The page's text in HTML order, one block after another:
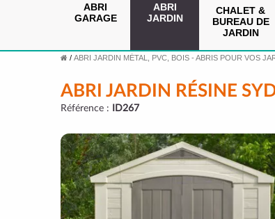
ABRI
GARAGE
ABRI
JARDIN
CHALET &
BUREAU DE
JARDIN
/ ABRI JARDIN MÉTAL, PVC, BOIS - ABRIS POUR VOS
ABRI JARDIN RÉSINE
Référence : ID267